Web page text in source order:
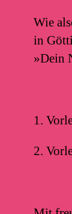
Wie
in
»Dein
1.
2.